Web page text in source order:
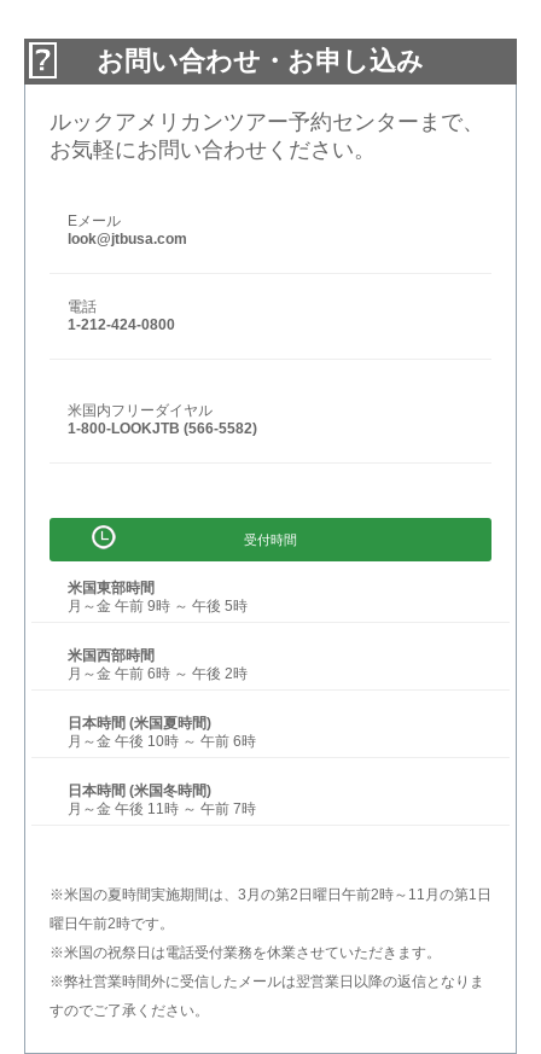
お問い合わせ・お申し込み
ルックアメリカンツアー予約センターまで、
お気軽にお問い合わせください。
Eメール
look@jtbusa.com
電話
1-212-424-0800
米国内フリーダイヤル
1-800-LOOKJTB (566-5582)
受付時間
米国東部時間
月～金 午前 9時 ～ 午後 5時
米国西部時間
月～金 午前 6時 ～ 午後 2時
日本時間 (米国夏時間)
月～金 午後 10時 ～ 午前 6時
日本時間 (米国冬時間)
月～金 午後 11時 ～ 午前 7時
※米国の夏時間実施期間は、3月の第2日曜日午前2時～11月の第1日
曜日午前2時です。
※米国の祝祭日は電話受付業務を休業させていただきます。
※弊社営業時間外に受信したメールは翌営業日以降の返信となりま
すのでご了承ください。